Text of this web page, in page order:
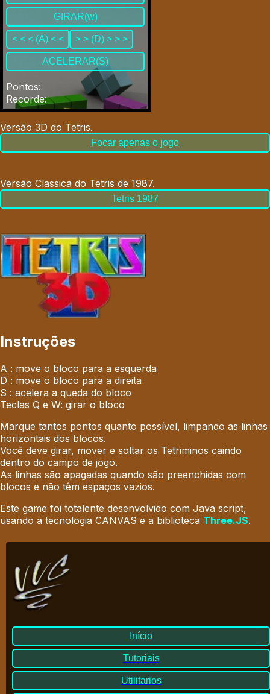
GIRAR(w)
< < < (A) < < > > (D) > > >
ACELERAR(S)
Pontos:
Recorde:
Versão 3D do Tetris.
Focar apenas o jogo
Versão Classica do Tetris de 1987.
Tetris 1987
Instruções
A : move o bloco para a esquerda
D : move o bloco para a direita
S : acelera a queda do bloco
Teclas Q e W: girar o bloco
Marque tantos pontos quanto possível, limpando as linhas
horizontais dos blocos.
Você deve girar, mover e soltar os Tetriminos caindo
dentro do campo de jogo.
As linhas são apagadas quando são preenchidas com
blocos e não têm espaços vazios.
Este game foi totalente desenvolvido com Java script,
usando a tecnologia CANVAS e a biblioteca Three.JS.
Início
Tutoriais
Utilitarios